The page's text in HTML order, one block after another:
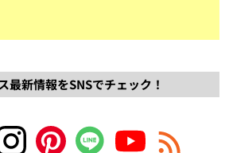
最新情報をSNSでチェック！